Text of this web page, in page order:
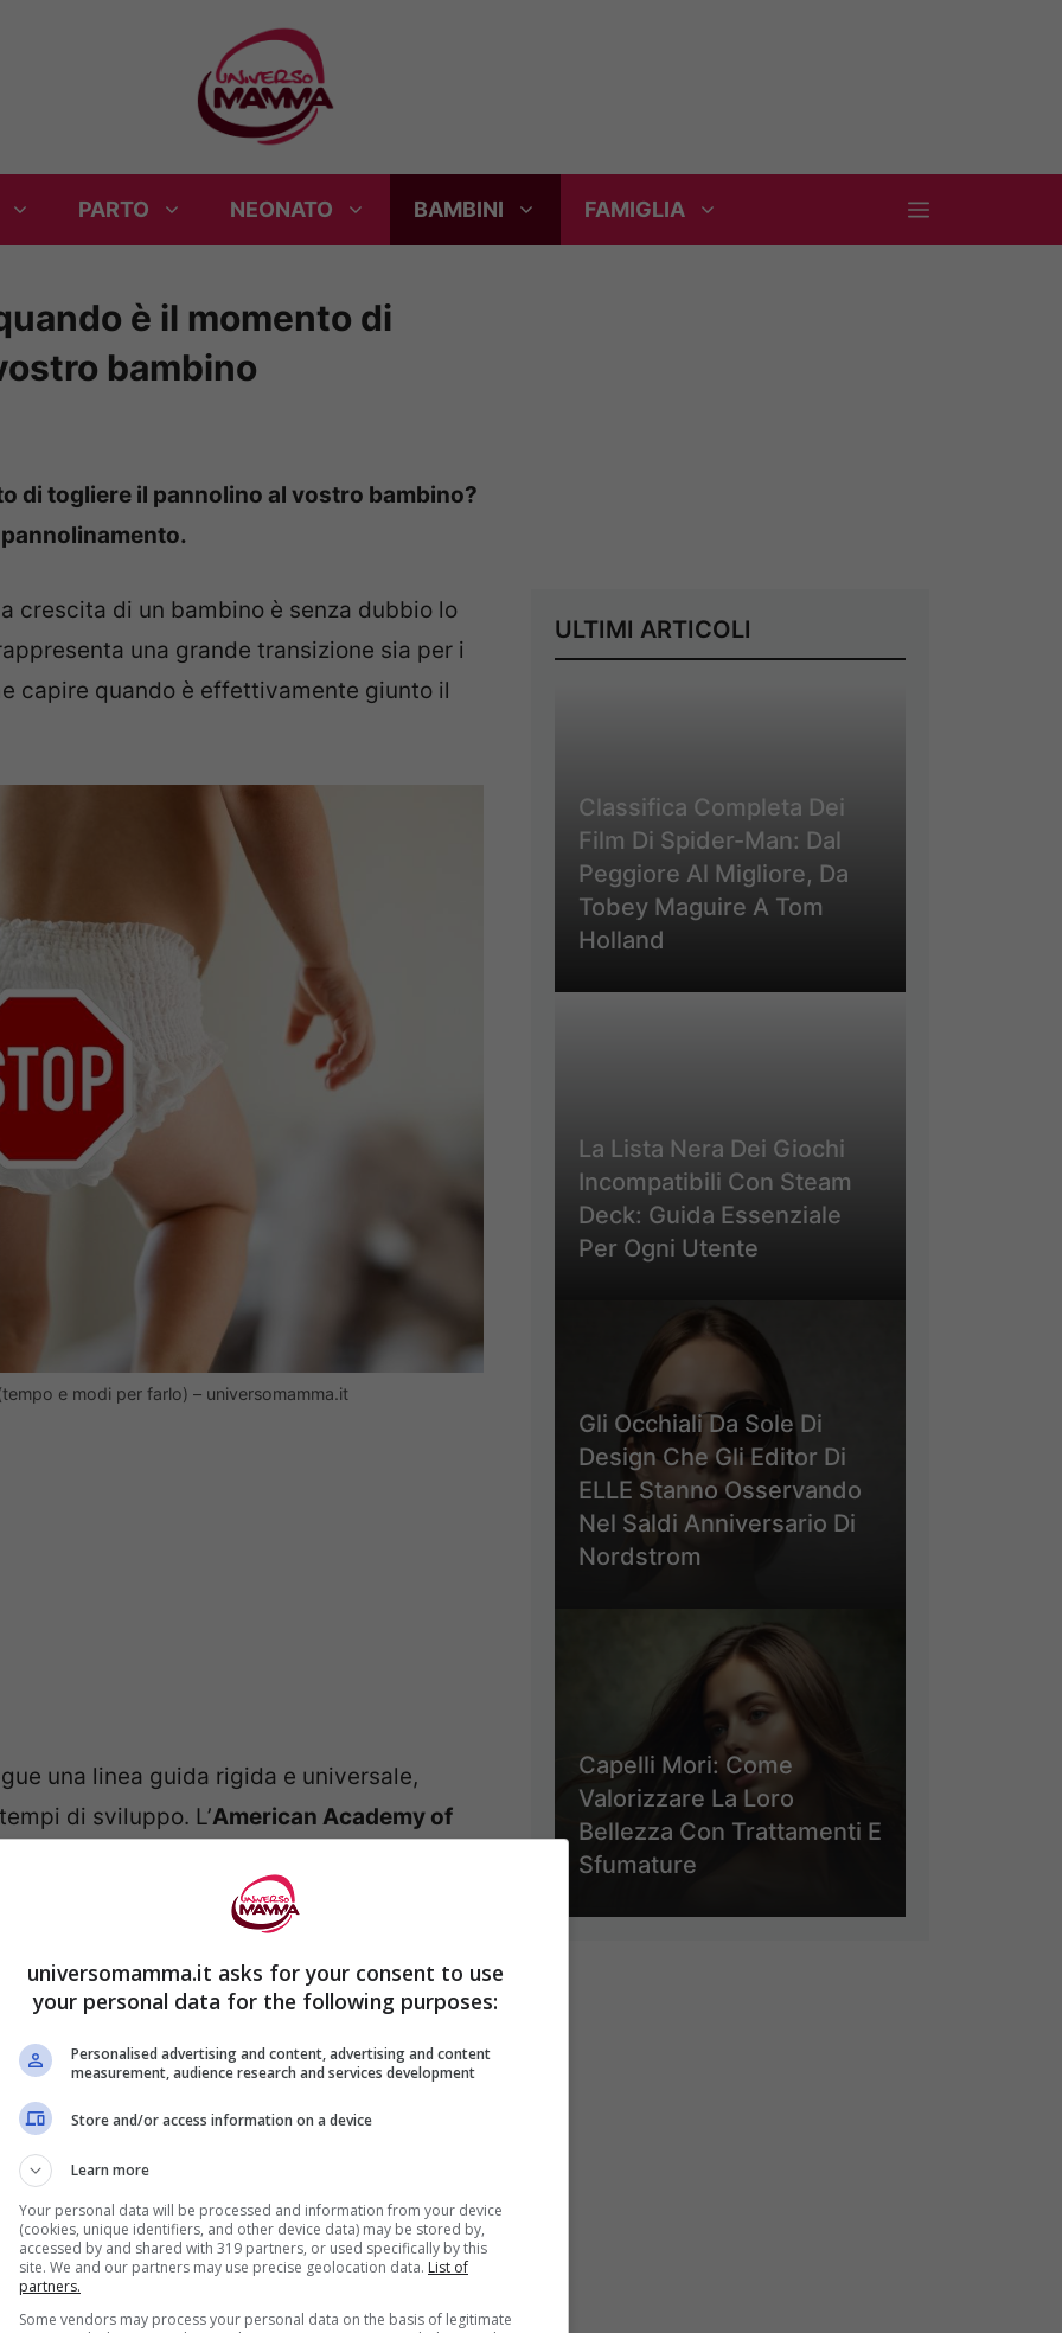
PARTO NEONATO BAMBINI FAMIGLIA
è il momento di
bambino
di togliere il pannolino al vostro bambino?
crescita di un bambino è senza dubbio lo
una grande transizione sia per i
capire quando è effettivamente giunto il
e modi per farlo) – universomamma.it
una linea guida rigida e universale,
di sviluppo. L’American Academy of
dei bambini inizia a mostrare interesse
età. Tuttavia, secondo l’Ospedale Pediatrico
iniziano a controllare gli sfinteri, con
intorno ai 24-27 mesi. È interessante notare
ad essere pronte prima rispetto ai
è pronto a togliere il
all’uso del vasino)
allo spannolinamento, è fondamentale
e reazioni. Se si notano frequentemente
un interesse attivo verso il vasinotto,
ULTIMI ARTICOLI
Classifica Completa Dei
Film Di Spider-Man: Dal
Peggiore Al Migliore, Da
Tobey Maguire A Tom
Holland
La Lista Nera Dei Giochi
Incompatibili Con Steam
Deck: Guida Essenziale
Per Ogni Utente
Gli Occhiali Da Sole Di
Design Che Gli Editor Di
ELLE Stanno Osservando
Nel Saldi Anniversario Di
Nordstrom
Capelli Mori: Come
Valorizzare La Loro
Bellezza Con Trattamenti E
Sfumature
universomamma.it asks for your consent to use
your personal data for the following purposes:
Personalised advertising and content, advertising and content
measurement, audience research and services development
Store and/or access information on a device
Learn more
Your personal data will be processed and information from your device
(cookies, unique identifiers, and other device data) may be stored by,
accessed by and shared with 319 partners, or used specifically by this
site. We and our partners may use precise geolocation data. List of
partners.
Some vendors may process your personal data on the basis of legitimate